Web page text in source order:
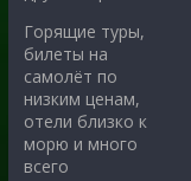
Горящие туры,
билеты на
самолёт по
низким ценам,
отели близко к
морю и много
всего